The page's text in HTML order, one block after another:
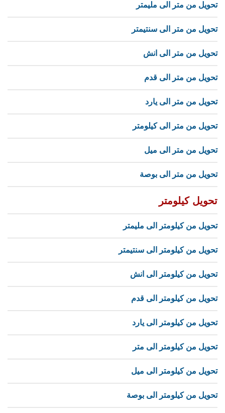
تحويل من متر الى مليمتر
تحويل من متر الى سنتيمتر
تحويل من متر الى انش
تحويل من متر الى قدم
تحويل من متر الى يارد
تحويل من متر الى كيلومتر
تحويل من متر الى ميل
تحويل من متر الى بوصة
تحويل كيلومتر
تحويل من كيلومتر الى مليمتر
تحويل من كيلومتر الى سنتيمتر
تحويل من كيلومتر الى انش
تحويل من كيلومتر الى قدم
تحويل من كيلومتر الى يارد
تحويل من كيلومتر الى متر
تحويل من كيلومتر الى ميل
تحويل من كيلومتر الى بوصة